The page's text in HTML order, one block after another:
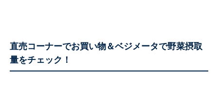
直売コーナーでお買い物＆ベジメータで野菜摂取
量をチェック！